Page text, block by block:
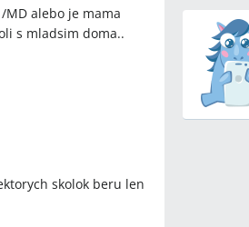
kapacitné riešenie
„poradie“) ovplyvňujú
MD alebo je mama
s mladsim doma..
skolok beru len